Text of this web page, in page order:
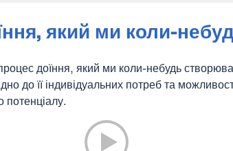
який ми коли-
доїння, який ми коли-небудь
до її індивідуальних потреб та
потенціалу.